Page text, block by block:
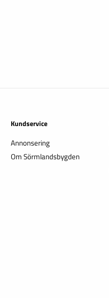
Kundservice
Annonsering
Om Sörmlandsbygden